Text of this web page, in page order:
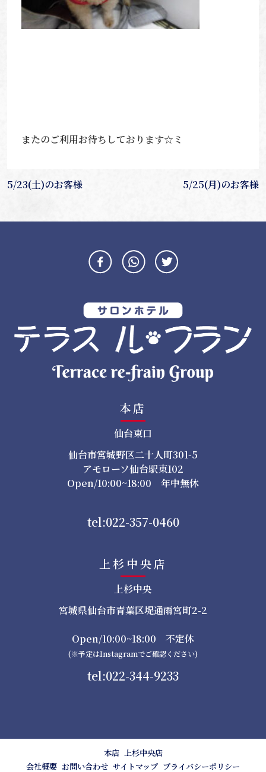
またのご利用お待ちしております☆ミ
投
ビ
5/23(土)のお客様 5/25(月)のお客様
本店
仙台東口
仙台市宮城野区二十人町301-5
アモローソ仙台駅東102
Open/10:00~18:00 年中無休
tel:022-357-0460
上杉中央店
上杉中央
宮城県仙台市青葉区堤通雨宮町2-2
Open/10:00~18:00 不定休
(※予定はInstagramでご確認ください)
tel:022-344-9233
本店 上杉中央店
会社概要 お問い合わせ サイトマップ プライバシーポリシー